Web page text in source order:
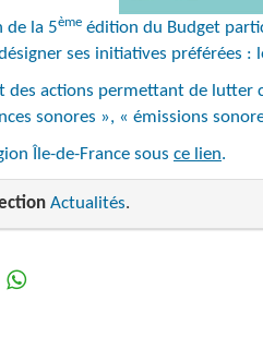
de la 5ème édition du Budget
ses initiatives préférées :
actions permettant de lutter
sonores », « émissions
Île-de-France sous ce lien.
Actualités.